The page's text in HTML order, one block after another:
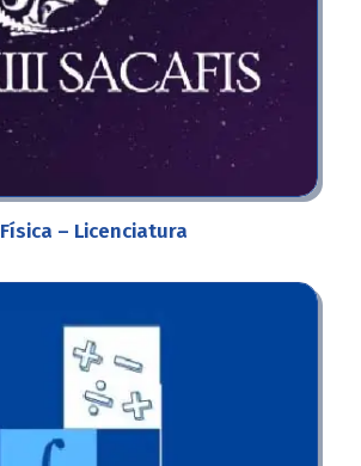
Física – Licenciatura